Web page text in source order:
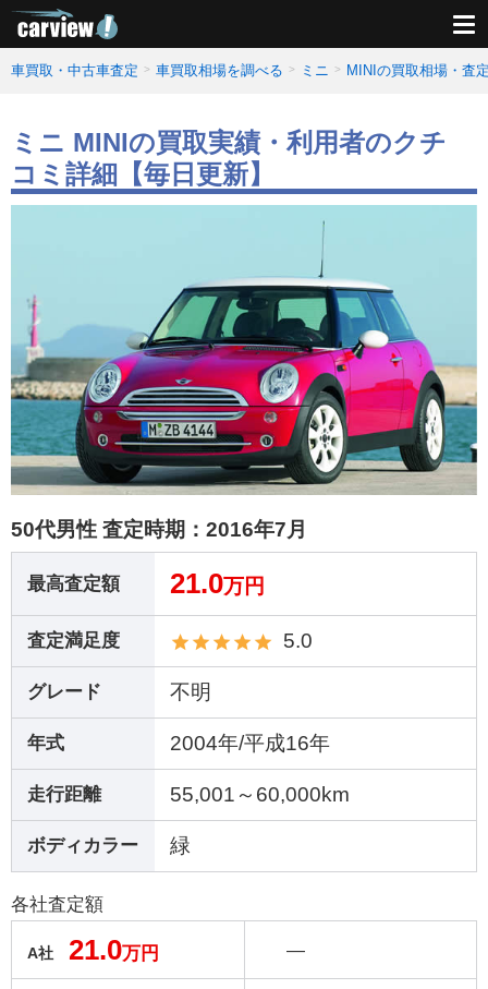
車買取・中古車査定 車買取相場を調べる ミニ MINIの買取相場・査
ミニ MINIの買取実績・利用者のクチ
コミ詳細【毎日更新】
50代男性 査定時期： 2016年7月
最高査定額 21.0万円
査定満足度 5.0
グレード 不明
年式 2004年/平成16年
走行距離 55,001～60,000km
ボディカラー 緑
各社査定額
A社 21.0万円 ―